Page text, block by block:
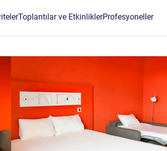
Toplantılar ve EtkinliklerProfesyoneller